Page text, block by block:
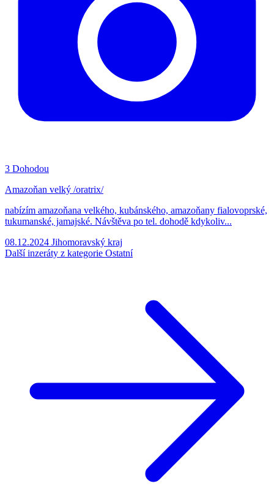
3 Dohodou
Amazoňan velký /oratrix/
nabízím amazoňana velkého, kubánského, amazoňany fialovoprské,
tukumanské, jamajské. Návštěva po tel. dohodě kdykoliv...
08.12.2024 Jihomoravský kraj
Další inzeráty z kategorie Ostatní